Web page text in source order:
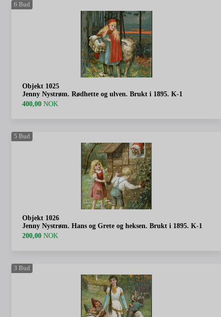
6 Bud
Objekt 1025
Jenny Nystrøm. Rødhette og ulven. Brukt i 1895. K-1
400,00 NOK
5 Bud
Objekt 1026
Jenny Nystrøm. Hans og Grete og heksen. Brukt i 1895. K-1
200,00 NOK
3 Bud